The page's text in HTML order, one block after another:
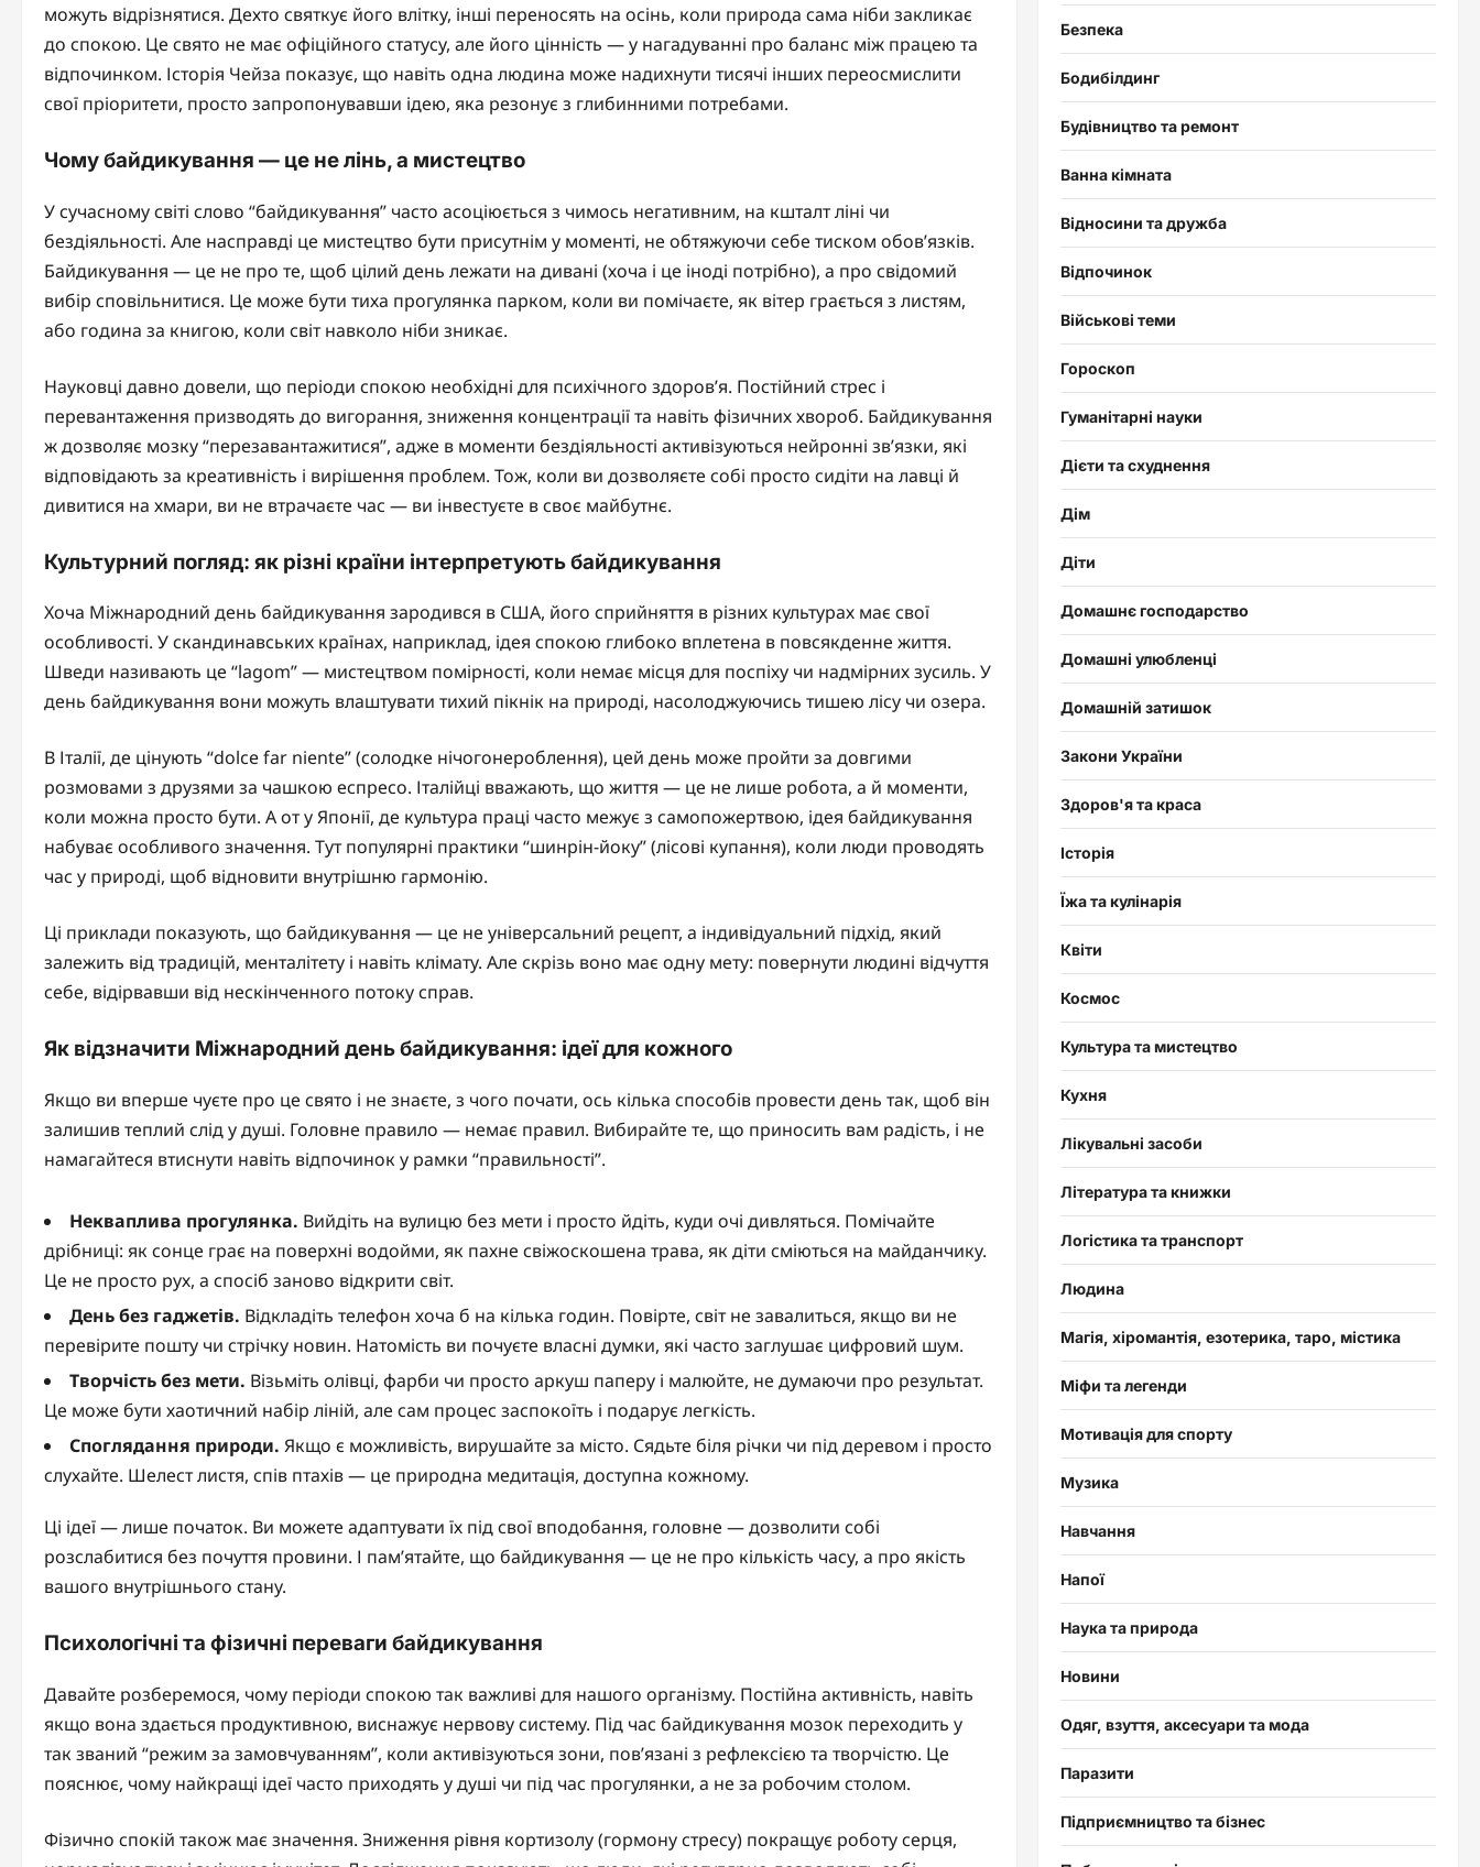
можуть відрізнятися. Дехто святкує його влітку, інші переносять на осінь, коли природа сама ніби закликає
до спокою. Це свято не має офіційного статусу, але його цінність — у нагадуванні про баланс між працею та
відпочинком. Історія Чейза показує, що навіть одна людина може надихнути тисячі інших переосмислити
свої пріоритети, просто запропонувавши ідею, яка резонує з глибинними потребами.
Чому байдикування — це не лінь, а мистецтво
У сучасному світі слово “байдикування” часто асоціюється з чимось негативним, на кшталт ліні чи
бездіяльності. Але насправді це мистецтво бути присутнім у моменті, не обтяжуючи себе тиском обов’язків.
Байдикування — це не про те, щоб цілий день лежати на дивані (хоча і це іноді потрібно), а про свідомий
вибір сповільнитися. Це може бути тиха прогулянка парком, коли ви помічаєте, як вітер грається з листям,
або година за книгою, коли світ навколо ніби зникає.
Науковці давно довели, що періоди спокою необхідні для психічного здоров’я. Постійний стрес і
перевантаження призводять до вигорання, зниження концентрації та навіть фізичних хвороб. Байдикування
ж дозволяє мозку “перезавантажитися”, адже в моменти бездіяльності активізуються нейронні зв’язки, які
відповідають за креативність і вирішення проблем. Тож, коли ви дозволяєте собі просто сидіти на лавці й
дивитися на хмари, ви не втрачаєте час — ви інвестуєте в своє майбутнє.
Культурний погляд: як різні країни інтерпретують байдикування
Хоча Міжнародний день байдикування зародився в США, його сприйняття в різних культурах має свої
особливості. У скандинавських країнах, наприклад, ідея спокою глибоко вплетена в повсякденне життя.
Шведи називають це “lagom” — мистецтвом помірності, коли немає місця для поспіху чи надмірних зусиль. У
день байдикування вони можуть влаштувати тихий пікнік на природі, насолоджуючись тишею лісу чи озера.
В Італії, де цінують “dolce far niente” (солодке нічогонероблення), цей день може пройти за довгими
розмовами з друзями за чашкою еспресо. Італійці вважають, що життя — це не лише робота, а й моменти,
коли можна просто бути. А от у Японії, де культура праці часто межує з самопожертвою, ідея байдикування
набуває особливого значення. Тут популярні практики “шинрін-йоку” (лісові купання), коли люди проводять
час у природі, щоб відновити внутрішню гармонію.
Ці приклади показують, що байдикування — це не універсальний рецепт, а індивідуальний підхід, який
залежить від традицій, менталітету і навіть клімату. Але скрізь воно має одну мету: повернути людині відчуття
себе, відірвавши від нескінченного потоку справ.
Як відзначити Міжнародний день байдикування: ідеї для кожного
Якщо ви вперше чуєте про це свято і не знаєте, з чого почати, ось кілька способів провести день так, щоб він
залишив теплий слід у душі. Головне правило — немає правил. Вибирайте те, що приносить вам радість, і не
намагайтеся втиснути навіть відпочинок у рамки “правильності”.
Некваплива прогулянка. Вийдіть на вулицю без мети і просто йдіть, куди очі дивляться. Помічайте
дрібниці: як сонце грає на поверхні водойми, як пахне свіжоскошена трава, як діти сміються на майданчику.
Це не просто рух, а спосіб заново відкрити світ.
День без гаджетів. Відкладіть телефон хоча б на кілька годин. Повірте, світ не завалиться, якщо ви не
перевірите пошту чи стрічку новин. Натомість ви почуєте власні думки, які часто заглушає цифровий шум.
Творчість без мети. Візьміть олівці, фарби чи просто аркуш паперу і малюйте, не думаючи про результат.
Це може бути хаотичний набір ліній, але сам процес заспокоїть і подарує легкість.
Споглядання природи. Якщо є можливість, вирушайте за місто. Сядьте біля річки чи під деревом і просто
слухайте. Шелест листя, спів птахів — це природна медитація, доступна кожному.
Ці ідеї — лише початок. Ви можете адаптувати їх під свої вподобання, головне — дозволити собі
розслабитися без почуття провини. І пам’ятайте, що байдикування — це не про кількість часу, а про якість
вашого внутрішнього стану.
Психологічні та фізичні переваги байдикування
Давайте розберемося, чому періоди спокою так важливі для нашого організму. Постійна активність, навіть
якщо вона здається продуктивною, виснажує нервову систему. Під час байдикування мозок переходить у
так званий “режим за замовчуванням”, коли активізуються зони, пов’язані з рефлексією та творчістю. Це
пояснює, чому найкращі ідеї часто приходять у душі чи під час прогулянки, а не за робочим столом.
Фізично спокій також має значення. Зниження рівня кортизолу (гормону стресу) покращує роботу серця,
Безпека
Бодибілдинг
Будівництво та ремонт
Ванна кімната
Відносини та дружба
Відпочинок
Військові теми
Гороскоп
Гуманітарні науки
Дієти та схуднення
Дім
Діти
Домашнє господарство
Домашні улюбленці
Домашній затишок
Закони України
Здоров'я та краса
Історія
Їжа та кулінарія
Квіти
Космос
Культура та мистецтво
Кухня
Лікувальні засоби
Література та книжки
Логістика та транспорт
Людина
Магія, хіромантія, езотерика, таро, містика
Міфи та легенди
Мотивація для спорту
Музика
Навчання
Напої
Наука та природа
Новини
Одяг, взуття, аксесуари та мода
Паразити
Підприємництво та бізнес